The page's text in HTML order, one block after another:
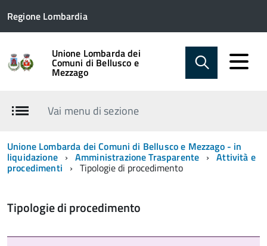
Regione Lombardia
Unione Lombarda dei
Comuni di Bellusco e
Mezzago
Vai menu di sezione
Unione Lombarda dei Comuni di Bellusco e Mezzago - in
liquidazione Amministrazione Trasparente Attività e
procedimenti Tipologie di procedimento
Tipologie di procedimento